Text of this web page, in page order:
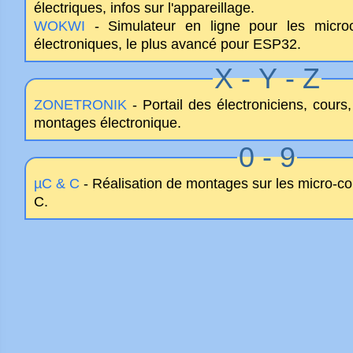
électriques, infos sur l'appareillage.
WOKWI - Simulateur en ligne pour les
électroniques, le plus avancé pour ESP32.
X - Y - Z
ZONETRONIK - Portail des électroniciens,
montages électronique.
0 - 9
µC & C - Réalisation de montages sur les micro-
C.